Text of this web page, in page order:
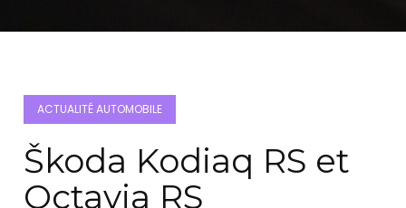
ACTUALITÉ AUTOMOBILE
Škoda Kodiaq RS et
Octavia RS